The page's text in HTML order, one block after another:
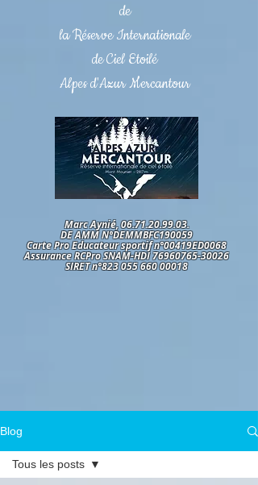
de
la Réserve Internationale
de Ciel Etoilé
Alpes d'Azur Mercantour
Marc Aynié,06.71.20.99.03.
DE AMM N°DEMMBFC190059
Carte Pro Educateur sportif n°00419ED0068
Assurance RCPro SNAM-HDI 76960765-30026
SIRET n°823 055 660 00018
Blog
Tous les posts